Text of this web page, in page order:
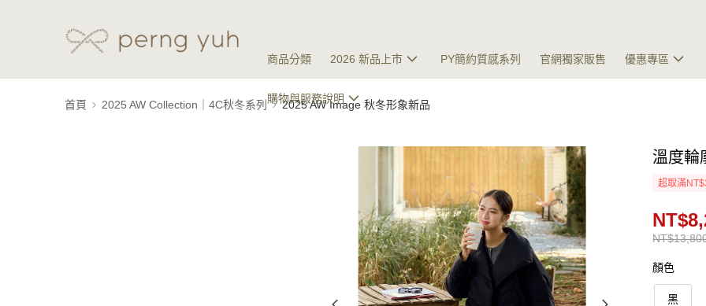
商品分類 2026 新品上市 PY簡約質感系列 官網獨家販售 優惠專區
購物與服務說明
首頁 2025 AW Collection｜4C秋冬系列 2025 AW Image 秋冬形象新品
溫度輪
超取滿
顏色
黑